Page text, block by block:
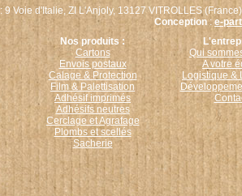
: 9 Voie d'Italie, ZI L'Anjoly, 13127 VITROLLES
Conception:e-
Nos produits :
Cartons
Envois postaux
Calage & Protection
Film & Palettisation
Adhésif imprimés
Adhésifs neutres
Cerclage et Agrafage
Plombs et scellés
Sacherie
Qui
A votre
Logistique &